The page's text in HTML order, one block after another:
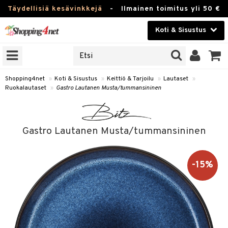
Täydellisiä kesävinkkejä - Ilmainen toimitus yli 50 €
Koti & Sisustus
Kauneudenhoito
Piilolinssit
Fitness
Koti & Sisustus
Lelut, Lapsi & Vauva
Tuotemerkkejä
Kampanjat
Shopping4net » Koti & Sisustus » Keittiö & Tarjoilu » Lautaset »
Ruokalautaset » Gastro Lautanen Musta/tummansininen
Gastro Lautanen Musta/tummansininen
-15%
Karahvit
Tee & Espresso